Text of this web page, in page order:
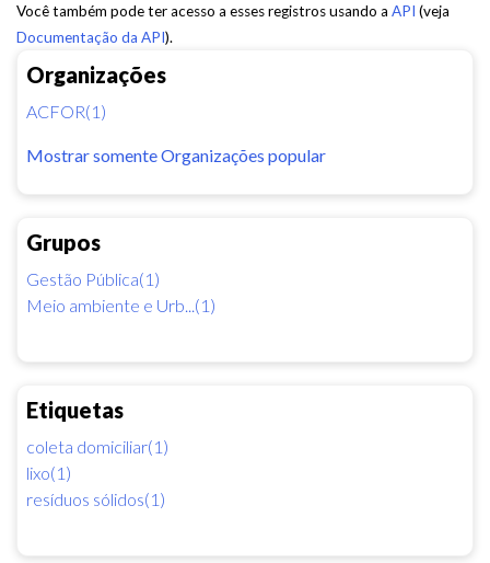
Organizações
ACFOR(1)
Mostrar somente Organizações popular
Grupos
Gestão Pública(1)
Meio ambiente e Urb...(1)
Etiquetas
coleta domiciliar(1)
lixo(1)
resíduos sólidos(1)
Você também pode ter acesso a esses registros usando a API (veja
Documentação da API).